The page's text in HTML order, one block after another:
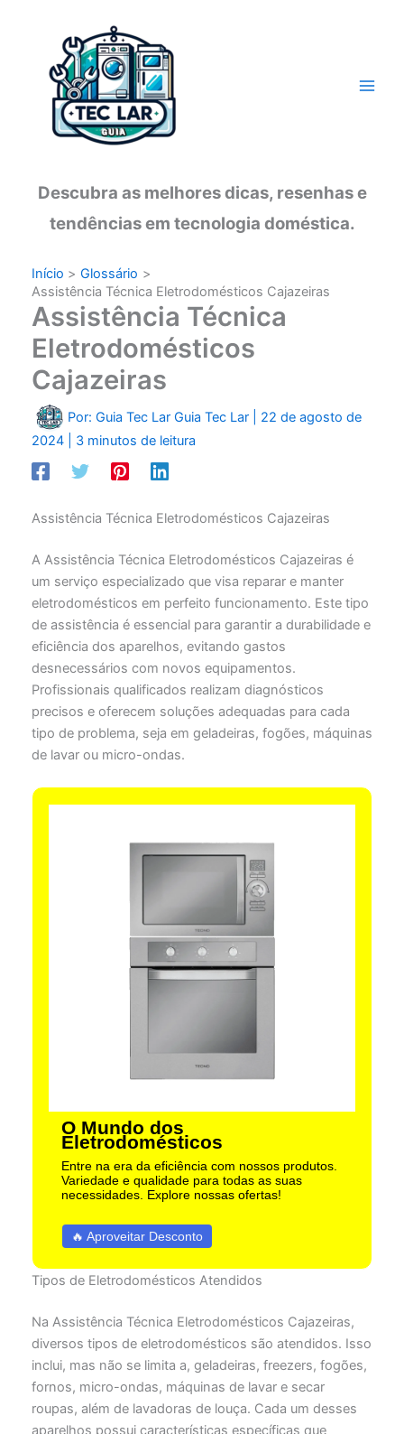
conteúdo
Descubra as melhores dicas, resenhas e
tendências em tecnologia doméstica.
Início
Glossário
Assistência Técnica Eletrodomésticos Cajazeiras
Assistência Técnica
Eletrodomésticos
Cajazeiras
Por: Guia Tec Lar Guia Tec Lar
22 de agosto de
2024
3 minutos de leitura
Assistência Técnica Eletrodomésticos Cajazeiras
A Assistência Técnica Eletrodomésticos Cajazeiras é
um serviço especializado que visa reparar e manter
eletrodomésticos em perfeito funcionamento. Este tipo
de assistência é essencial para garantir a durabilidade e
eficiência dos aparelhos, evitando gastos
desnecessários com novos equipamentos.
Profissionais qualificados realizam diagnósticos
precisos e oferecem soluções adequadas para cada
tipo de problema, seja em geladeiras, fogões, máquinas
de lavar ou micro-ondas.
O Mundo dos
Eletrodomésticos
Entre na era da eficiência com nossos produtos.
Variedade e qualidade para todas as suas
necessidades. Explore nossas ofertas!
🔥 Aproveitar Desconto
Tipos de Eletrodomésticos Atendidos
Na Assistência Técnica Eletrodomésticos Cajazeiras,
diversos tipos de eletrodomésticos são atendidos. Isso
inclui, mas não se limita a, geladeiras, freezers, fogões,
fornos, micro-ondas, máquinas de lavar e secar
roupas, além de lavadoras de louça. Cada um desses
aparelhos possui características específicas que